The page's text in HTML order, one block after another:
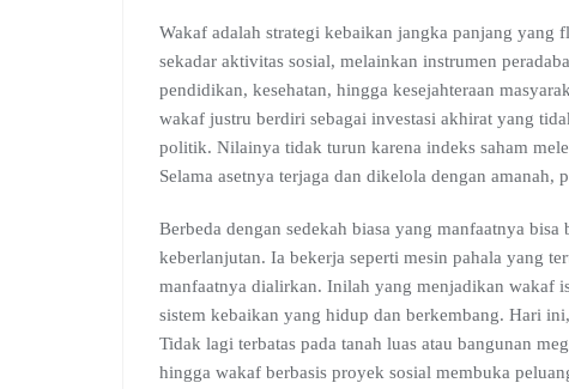
Wakaf adalah strategi kebaikan jangka panjang yang
sekadar aktivitas sosial, melainkan instrumen
pendidikan, kesehatan, hingga kesejahteraan
wakaf justru berdiri sebagai investasi akhirat yang
politik. Nilainya tidak turun karena indeks saham
Selama asetnya terjaga dan dikelola dengan amanah,
Berbeda dengan sedekah biasa yang manfaatnya
keberlanjutan. Ia bekerja seperti mesin pahala yang
manfaatnya dialirkan. Inilah yang menjadikan wakaf
sistem kebaikan yang hidup dan berkembang. Hari
Tidak lagi terbatas pada tanah luas atau bangunan
hingga wakaf berbasis proyek sosial membuka